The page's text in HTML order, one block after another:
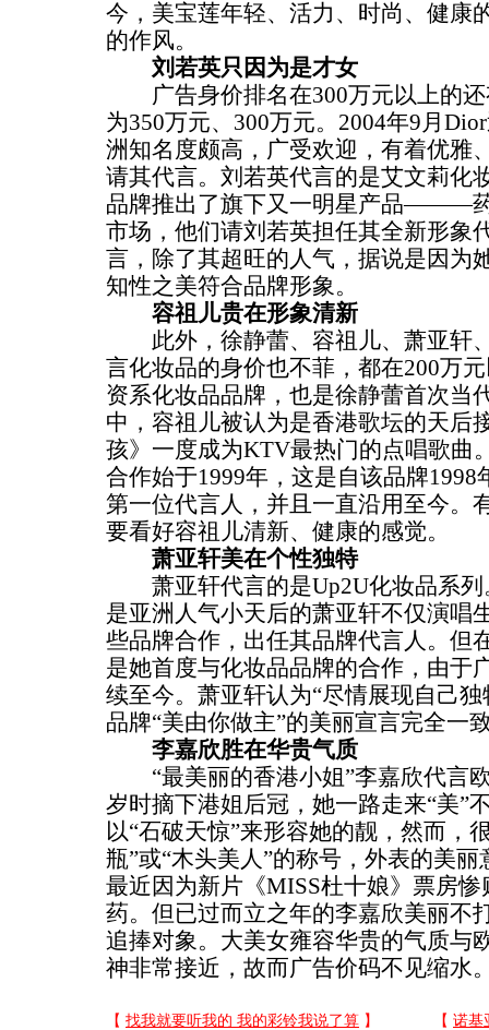
今，美宝莲年轻、活力、时尚、健康
的作风。
刘若英只因为是才女
广告身价排名在300万元以上的还
为350万元、300万元。2004年9月
洲知名度颇高，广受欢迎，有着优雅
请其代言。刘若英代言的是艾文莉化
品牌推出了旗下又一明星产品———
市场，他们请刘若英担任其全新形象
言，除了其超旺的人气，据说是因为
知性之美符合品牌形象。
容祖儿贵在形象清新
此外，徐静蕾、容祖儿、萧亚轩
言化妆品的身价也不菲，都在200万
资系化妆品品牌，也是徐静蕾首次当
中，容祖儿被认为是香港歌坛的天后
孩》一度成为KTV最热门的点唱歌曲
合作始于1999年，这是自该品牌
第一位代言人，并且一直沿用至今。
要看好容祖儿清新、健康的感觉。
萧亚轩美在个性独特
萧亚轩代言的是Up2U化妆品系列
是亚洲人气小天后的萧亚轩不仅演唱
些品牌合作，出任其品牌代言人。但
是她首度与化妆品品牌的合作，由于
续至今。萧亚轩认为“尽情展现自己
品牌“美由你做主”的美丽宣言完全一
李嘉欣胜在华贵气质
“最美丽的香港小姐”李嘉欣代言
岁时摘下港姐后冠，她一路走来“美”
以“石破天惊”来形容她的靓，然而，
瓶”或“木头美人”的称号，外表的美
最近因为新片《MISS杜十娘》票房
药。但已过而立之年的李嘉欣美丽不
追捧对象。大美女雍容华贵的气质与
神非常接近，故而广告价码不见缩水